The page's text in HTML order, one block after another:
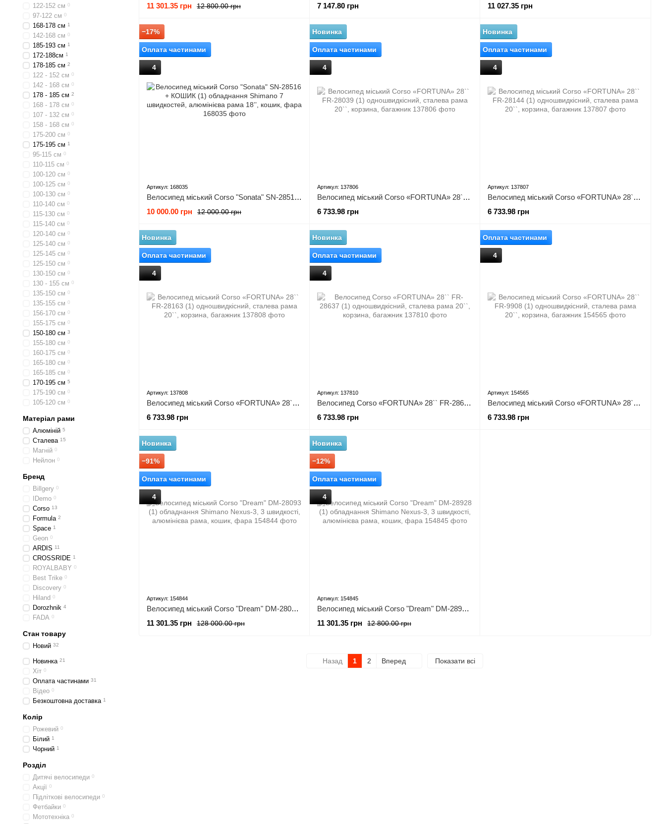
12 800.00 грн
11 301.35 грн
7 147.80 грн
11 027.35 грн
−17%
Оплата частинами
4
Артикул: 168035
Велосипед міський Corso "Sonata" SN-28516 + КОШИК (1) обладнання Shimano 7 швидкостей, алюмінієва рама 18’’, кошик, фара
12 000.00 грн
10 000.00 грн
Новинка
Оплата частинами
4
Артикул: 137806
Велосипед міський Corso «FORTUNA» 28`` FR-28039 (1) одношвидкісний, сталева рама 20``, корзина, багажник
6 733.98 грн
Новинка
Оплата частинами
4
Артикул: 137807
Велосипед міський Corso «FORTUNA» 28`` FR-28144 (1) одношвидкісний, сталева рама 20``, корзина, багажник
6 733.98 грн
Новинка
Оплата частинами
4
Артикул: 137808
Велосипед міський Corso «FORTUNA» 28`` FR-28163 (1) одношвидкісний, сталева рама 20``, корзина, багажник
6 733.98 грн
Новинка
Оплата частинами
4
Артикул: 137810
Велосипед Corso «FORTUNA» 28`` FR-28637 (1) одношвидкісний, сталева рама 20``, корзина, багажник
6 733.98 грн
Оплата частинами
4
Артикул: 154565
Велосипед міський Corso «FORTUNA» 28`` FR-9908 (1) одношвидкісний, сталева рама 20``, корзина, багажник
6 733.98 грн
Новинка
−91%
Оплата частинами
4
Артикул: 154844
Велосипед міський Corso "Dream" DM-28093 (1) обладнання Shimano Nexus-3, 3 швидкості, алюмінієва рама, кошик, фара
128 000.00 грн
11 301.35 грн
Новинка
−12%
Оплата частинами
4
Артикул: 154845
Велосипед міський Corso "Dream" DM-28928 (1) обладнання Shimano Nexus-3, 3 швидкості, алюмінієва рама, кошик, фара
12 800.00 грн
11 301.35 грн
Назад 1 2 Вперед Показати всі
122-152 см 0
97-122 см 0
168-178 см 1
142-168 см 0
185-193 см 1
172-188см 1
178-185 см 2
122 - 152 см 0
142 - 168 см 0
178 - 185 см 2
168 - 178 см 0
107 - 132 см 0
158 - 168 см 0
175-200 см 0
175-195 см 1
95-115 см 0
110-115 см 0
100-120 см 0
100-125 см 0
100-130 см 0
110-140 см 0
115-130 см 0
115-140 см 0
120-140 см 0
125-140 см 0
125-145 см 0
125-150 см 0
130-150 см 0
130 - 155 см 0
135-150 см 0
135-155 см 0
156-170 см 0
155-175 см 0
150-180 см 3
155-180 см 0
160-175 см 0
165-180 см 0
165-185 см 0
170-195 см 5
175-190 см 0
105-120 см 0
Матеріал рами
Алюміній 5
Сталева 15
Магній 0
Нейлон 0
Бренд
Billgery 0
IDemo 0
Corso 13
Formula 2
Space 1
Geon 0
ARDIS 11
CROSSRIDE 1
ROYALBABY 0
Best Trike 0
Discovery 0
Hiland 0
Dorozhnik 4
FADA 0
Стан товару
Новий 32
Новинка 21
Хіт 0
Оплата частинами 31
Відео 0
Безкоштовна доставка 1
Колір
Рожевий 0
Білий 1
Чорний 1
Розділ
Дитячі велосипеди 0
Акції 0
Підліткові велосипеди 0
Фетбайки 0
Мототехніка 0